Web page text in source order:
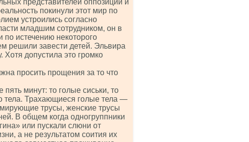
представителей оппозиции и
покинули этот мир по
устроились согласно
младшим сотрудником, он в
по истечению некоторого
решили завести детей. Эльвира
Хотя допустила это громко
просить прощения за то что
пять минут: то голые сиськи, то
тела. Трахающиеся голые тела —
трусы, женские трусы
В общем когда одногруппники
или пускали слюни от
а не результатом соития их